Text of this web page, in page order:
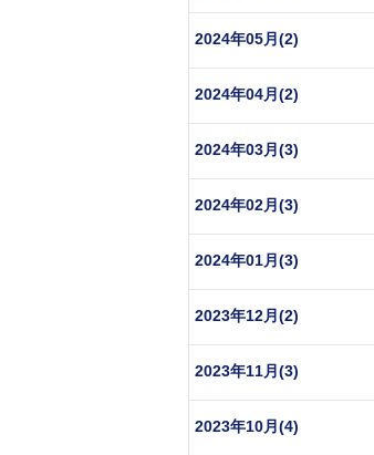
2024年05月(2)
2024年04月(2)
2024年03月(3)
2024年02月(3)
2024年01月(3)
2023年12月(2)
2023年11月(3)
2023年10月(4)